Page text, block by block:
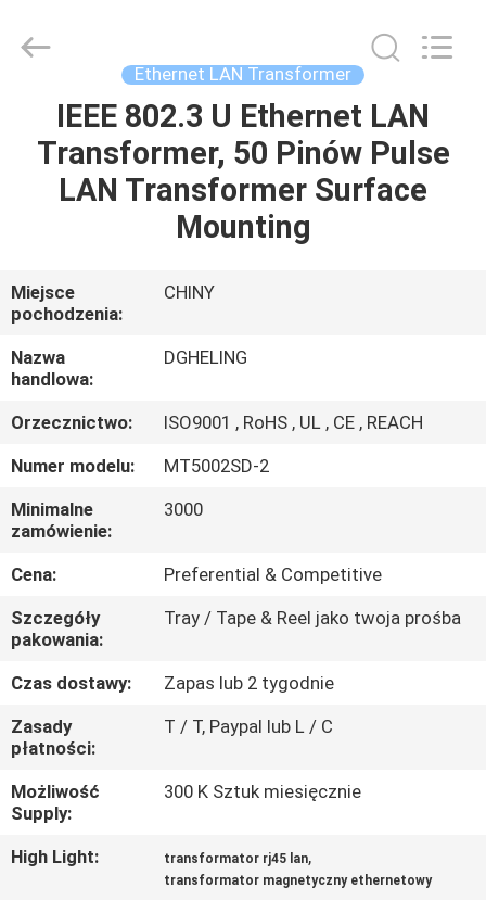
DOM
PRODUKTY
NAS
WYCIECZKA
PO
FABRYCE
KONTROLA
JAKOŚCI
SKONTAKTUJ
SIĘ
Z
NAMI
POPROSIĆ
O
WYCENĘ
Rights
Reserved.
Ethernet LAN Transformer
IEEE 802.3 U Ethernet LAN
Transformer, 50 Pinów Pulse
LAN Transformer Surface
Mounting
Miejsce
pochodzenia:
CHINY
Nazwa
handlowa:
DGHELING
Orzecznictwo:
ISO9001 , RoHS , UL , CE , REACH
Numer modelu:
MT5002SD-2
Minimalne
zamówienie:
3000
Cena:
Preferential & Competitive
Szczegóły
pakowania:
Tray / Tape & Reel jako twoja prośba
Czas dostawy:
Zapas lub 2 tygodnie
Zasady
płatności:
T / T, Paypal lub L / C
Możliwość
Supply:
300 K Sztuk miesięcznie
High Light: transformator rj45 lan,
transformator magnetyczny ethernetowy